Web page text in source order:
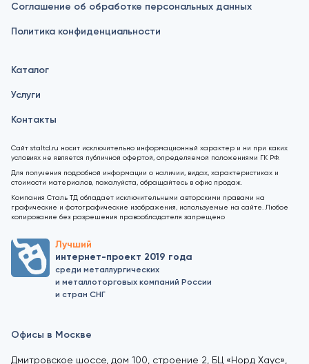
Соглашение об обработке персональных данных
Политика конфиденциальности
Каталог
Услуги
Контакты
Сайт staltd.ru носит исключительно информационный характер и ни при каких
условиях не является публичной офертой, определяемой положениями ГК РФ.
Для получения подробной информации о наличии, видах, характеристиках и
стоимости материалов, пожалуйста, обращайтесь в офис продаж.
Компания Сталь ТД обладает исключительными авторскими правами на
графические и фотографические изображения, используемые на сайте. Любое
копирование без разрешения правообладателя запрещено
Лучший
интернет-проект 2019 года
среди металлургических
и металлоторговых компаний России
и стран СНГ
Офисы в Москве
Дмитровское шоссе, дом 100, строение 2, БЦ «Норд Хаус»,